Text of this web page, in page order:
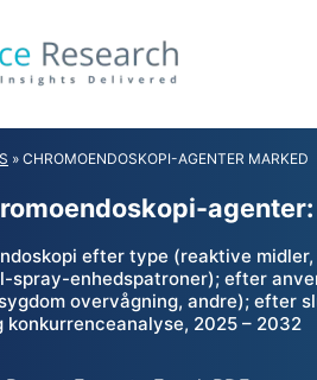
» CHROMOENDOSKOPI-AGENTER MARKED
efter type (reaktive
enhedspatroner); efter
overvågning, andre); efter
konkurrenceanalyse, 2025 – 2032